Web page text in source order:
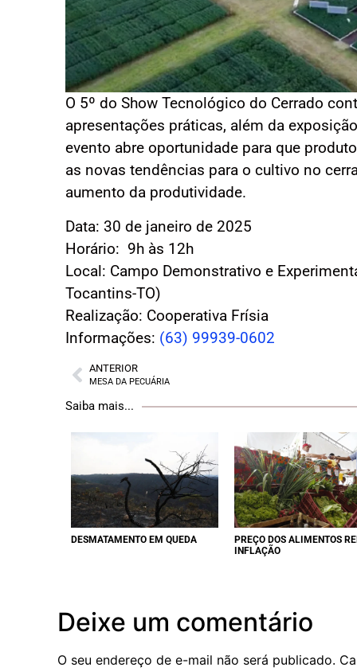
O 5º do Show Tecnológico do Cerrado
apresentações práticas, além da
evento abre oportunidade para que
as novas tendências para o cultivo no
aumento da produtividade.
Data: 30 de janeiro de 2025
Horário: 9h às 12h
Local: Campo Demonstrativo e
Tocantins-TO)
Realização: Cooperativa Frísia
Informações: (63) 99939-0602
ANTERIOR
MESA DA PECUÁRIA
Saiba mais...
DESMATAMENTO EM QUEDA
PREÇO DOS ALIMENTOS
INFLAÇÃO
Deixe um comentário
O seu endereço de e-mail não será publicado.